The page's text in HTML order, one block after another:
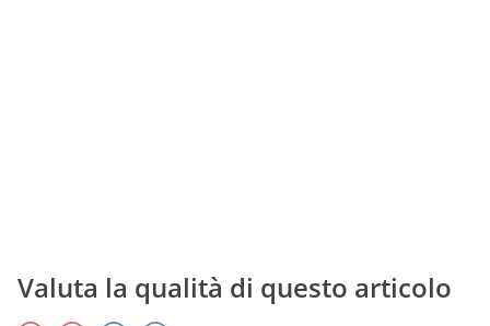
Valuta la qualità di questo articolo